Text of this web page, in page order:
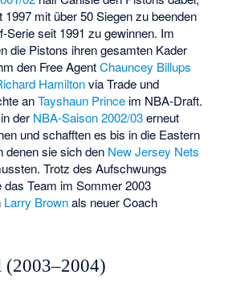
1997 mit über 50 Siegen zu beenden
Serie seit 1991 zu gewinnen. Im
die Pistons ihren gesamten Kader
den Free AgentChauncey Billups
Hamiltonvia Trade und
anTayshaun Prince im NBA-Draft.
der NBA-Saison 2002/03erneut
und schafften es bis in die Eastern
denen sie sich den New Jersey Nets
Trotz des Aufschwungs
Team im Sommer 2003
Larry Brownals neuer Coach
(2003–2004)